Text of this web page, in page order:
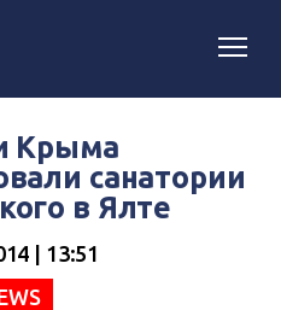
Крыма
санатории
в Ялте
| 13:51